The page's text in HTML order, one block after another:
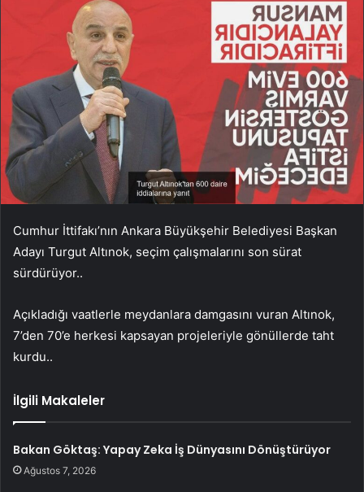
Cumhur İttifakı’nın Ankara Büyükşehir Belediyesi Başkan
Adayı Turgut Altınok, seçim çalışmalarını son sürat
sürdürüyor..
Açıkladığı vaatlerle meydanlara damgasını vuran Altınok,
7’den 70’e herkesi kapsayan projeleriyle gönüllerde taht
kurdu..
İlgili Makaleler
Bakan Göktaş: Yapay Zeka İş Dünyasını Dönüştürüyor
Ağustos 7, 2026